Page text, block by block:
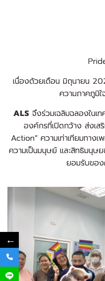
เนื่องด้วยเดือน มิถุนายน
ความภาคภูมิใ
ALS จึงร่วมเฉลิมฉลองในเ
องค์กรที่เปิดกว้าง ส่งเส
Action”ความเท่าเทียมทางเ
ความเป็นมนุษย์ และสิทธิมนุษ
ยอมรับของ
←